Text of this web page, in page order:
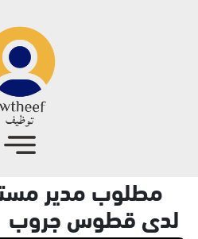
مطلوب مدير
لدى قطوس جروب